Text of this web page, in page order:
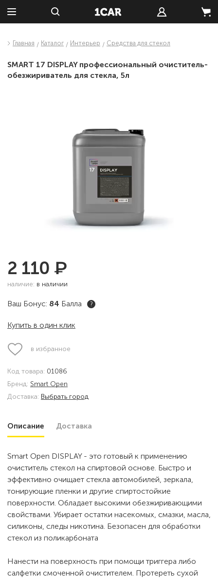
Главная Каталог Интерьер Средства для стекол
SMART 17 DISPLAY профессиональный очиститель-
обезжириватель для стекла, 5л
2 110 ₽
наличие: в наличии
Ваш Бонус: 84 Балла ?
Купить в один клик
в избранное
Код товара: 01086
Бренд: Smart Open
Доставка: Выбрать город
Описание Доставка
Smart Open DISPLAY - это готовый к применению
очиститель стекол на спиртовой основе. Быстро и
эффективно очищает стекла автомобилей, зеркала,
тонирующие пленки и другие спиртостойкие
поверхности. Обладает высокими обезжиривающими
свойствами. Убирает остатки насекомых, смазки, масла,
силиконы, следы никотина. Безопасен для обработки
стекол из поликарбоната
Нанести на поверхность при помощи триггера либо
салфетки смоченной очистителем. Протереть сухой